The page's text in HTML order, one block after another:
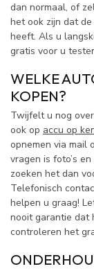
dan normaal, of
het ook zijn dat
heeft. Als u
gratis voor u
WELKE
KOPEN?
Twijfelt u nog
ook op accu op
opnemen via mail
vragen is foto’s
zoeken het dan
Telefonisch
helpen u graag!
nooit garantie dat
controleren het